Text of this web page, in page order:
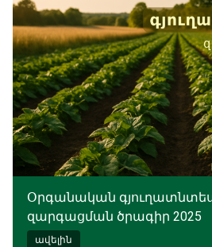
Օրգանական
զարգացման ծրագիր 2025
ավելին